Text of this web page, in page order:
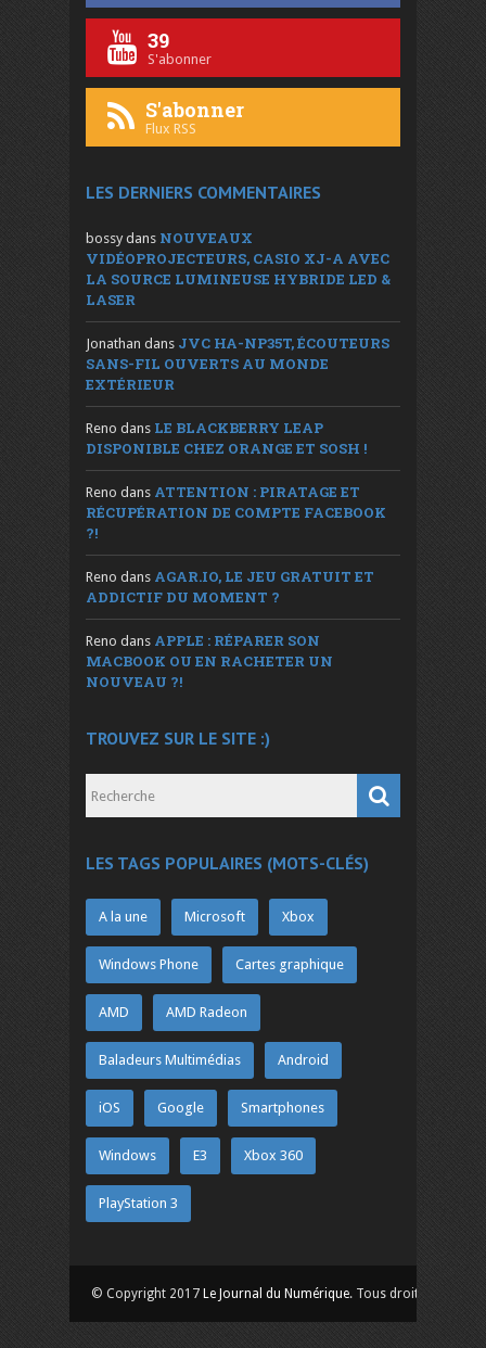
39
S'abonner
S'abonner
Flux RSS
LES DERNIERS COMMENTAIRES
bossy dans NOUVEAUX
VIDÉOPROJECTEURS, CASIO XJ-A AVEC
LA SOURCE LUMINEUSE HYBRIDE LED &
LASER
Jonathan dans JVC HA-NP35T, ÉCOUTEURS
SANS-FIL OUVERTS AU MONDE
EXTÉRIEUR
Reno dans LE BLACKBERRY LEAP
DISPONIBLE CHEZ ORANGE ET SOSH !
Reno dans ATTENTION : PIRATAGE ET
RÉCUPÉRATION DE COMPTE FACEBOOK
?!
Reno dans AGAR.IO, LE JEU GRATUIT ET
ADDICTIF DU MOMENT ?
Reno dans APPLE : RÉPARER SON
MACBOOK OU EN RACHETER UN
NOUVEAU ?!
TROUVEZ SUR LE SITE :)
LES TAGS POPULAIRES (MOTS-CLÉS)
A la une Microsoft Xbox
Windows Phone Cartes graphique
AMD AMD Radeon
Baladeurs Multimédias Android
iOS Google Smartphones
Windows E3 Xbox 360
PlayStation 3
© Copyright 2017 Le Journal du Numérique. Tous droits réservés.